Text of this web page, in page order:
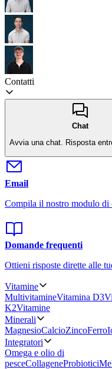
Contatti
Chat
Avvia una chat. Risposta
Email
Compila il nostro modulo di
Domande frequenti
Ottieni risposte dirette alle
Vitamine
MultivitamineVitamina D3
K2Vitamine
Minerali
MagnesioCalcioZincoFerro
Integratori
Omega e olio di
pesceCollageneProbiotici